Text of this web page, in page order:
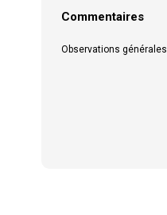
Commentaires
Observations générales